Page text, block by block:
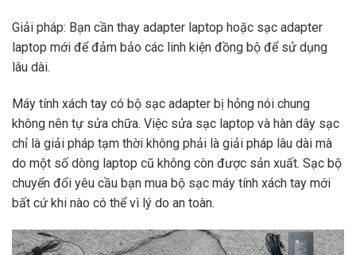
Giải pháp: Bạn cần thay adapter laptop hoặc sạc adapter
laptop mới để đảm bảo các linh kiện đồng bộ để sử dụng
lâu dài.
Máy tính xách tay có bộ sạc adapter bị hỏng nói chung
không nên tự sửa chữa. Việc sửa sạc laptop và hàn dây sạc
chỉ là giải pháp tạm thời không phải là giải pháp lâu dài mà
do một số dòng laptop cũ không còn được sản xuất. Sạc bộ
chuyển đổi yêu cầu bạn mua bộ sạc máy tính xách tay mới
bất cứ khi nào có thể vì lý do an toàn.